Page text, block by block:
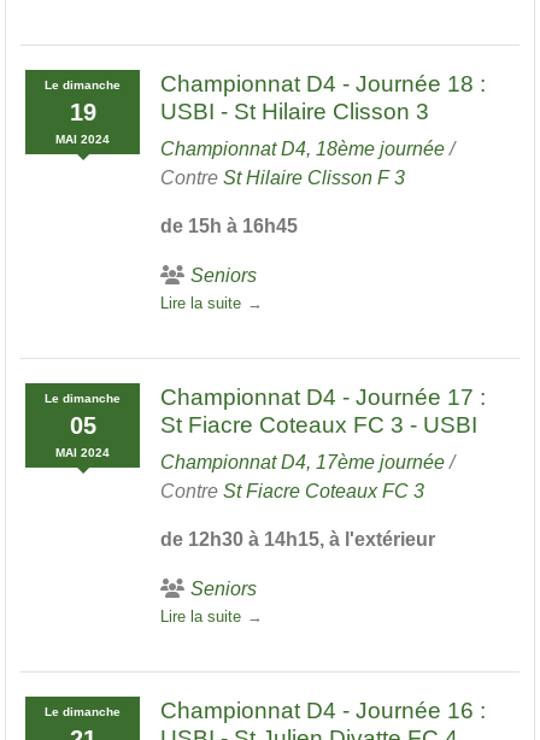
Ledimanche
19
MAI 2024
Championnat D4 - Journée 18 :
USBI - St Hilaire Clisson 3
Championnat D4, 18ème journée/
Contre St Hilaire Clisson F 3
de 15h à 16h45
Seniors
Lire la suite
Ledimanche
05
MAI 2024
Championnat D4 - Journée 17 :
St Fiacre Coteaux FC 3 - USBI
Championnat D4, 17ème journée/
Contre St Fiacre Coteaux FC 3
de 12h30 à 14h15, à l'extérieur
Seniors
Lire la suite
Ledimanche
Championnat D4 - Journée 16 :